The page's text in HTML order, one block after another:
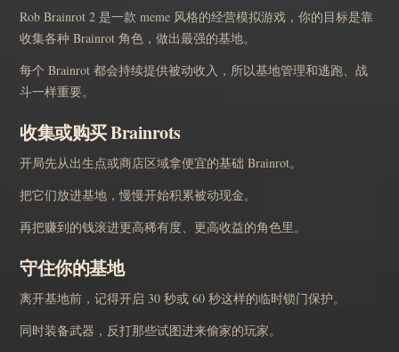
Rob Brainrot 2 是一款 meme 风格的经营模拟游戏，你的目标是靠
收集各种 Brainrot 角色，做出最强的基地。
每个 Brainrot 都会持续提供被动收入，所以基地管理和逃跑、战
斗一样重要。
收集或购买 Brainrots
开局先从出生点或商店区域拿便宜的基础 Brainrot。
把它们放进基地，慢慢开始积累被动现金。
再把赚到的钱滚进更高稀有度、更高收益的角色里。
守住你的基地
离开基地前，记得开启 30 秒或 60 秒这样的临时锁门保护。
同时装备武器，反打那些试图进来偷家的玩家。